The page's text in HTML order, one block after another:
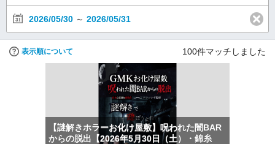
2026/05/30 ～ 2026/05/31
表示順について 100件マッチしました
【謎解きホラーお化け屋敷】呪われた闇BAR
からの脱出【2026年5月30日（土）・錦糸